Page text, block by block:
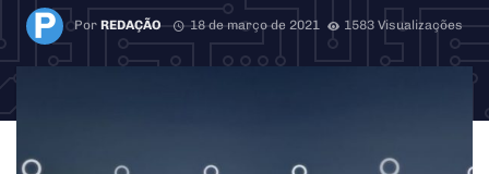
Por REDAÇÃO 18 de março de 2021 1583 Visualizações